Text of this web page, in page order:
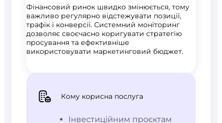
Фінансовий ринок швидко змінюється, тому
важливо регулярно відстежувати позиції,
трафік і конверсії. Системний моніторинг
дозволяє своєчасно коригувати стратегію
просування та ефективніше
використовувати маркетинговий бюджет.
Кому корисна послуга
Інвестиційним проєктам